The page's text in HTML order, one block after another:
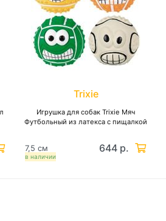
Trixie
Игрушка для собак Trixie Мяч
Футбольный из латекса с пищалкой
в наличии
7,5 см 644 р.